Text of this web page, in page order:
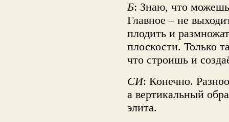
Б: Знаю, что
Главное – не
плодить и
плоскости. Только
что строишь и
СИ: Конечно.
а вертикальный
элита.